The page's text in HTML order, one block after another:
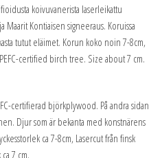
koivuvanerista laserleikattu
Kontiaisen signeeraus. Koruissa
tutut eläimet. Korun koko noin 7-8cm,
certified birch tree. Size about 7 cm.
certifierad björkplywood. På andra sidan
Djur som är bekanta med konstnärens
ca 7-8cm, Lasercut från finsk
7 cm.